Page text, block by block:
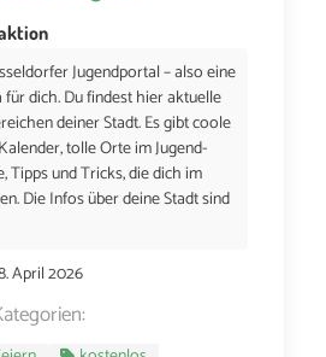
Jugendportal – also eine
dich. Du findest hier aktuelle
deiner Stadt. Es gibt coole
tolle Orte im Jugend-
Tipps und Tricks, die dich im
Die Infos über deine Stadt sind
April 2026